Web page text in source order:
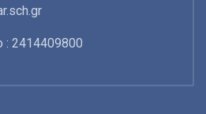
: 2414409800